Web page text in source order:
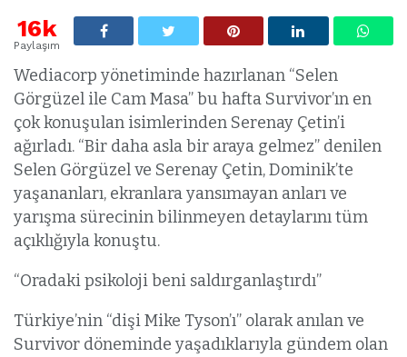
16k
Paylaşım
Wediacorp yönetiminde hazırlanan “Selen
Görgüzel ile Cam Masa” bu hafta Survivor’ın en
çok konuşulan isimlerinden Serenay Çetin’i
ağırladı. “Bir daha asla bir araya gelmez” denilen
Selen Görgüzel ve Serenay Çetin, Dominik’te
yaşananları, ekranlara yansımayan anları ve
yarışma sürecinin bilinmeyen detaylarını tüm
açıklığıyla konuştu.
“Oradaki psikoloji beni saldırganlaştırdı”
Türkiye’nin “dişi Mike Tyson’ı” olarak anılan ve
Survivor döneminde yaşadıklarıyla gündem olan